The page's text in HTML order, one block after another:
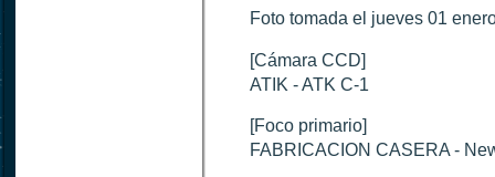
Foto tomada el jueves 01
[Cámara CCD]
ATIK - ATK C-1
[Foco primario]
FABRICACION CASERA -